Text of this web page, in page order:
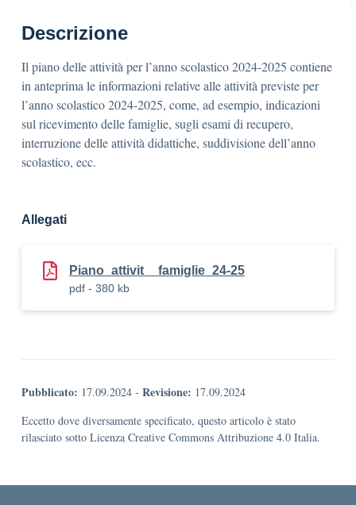
Descrizione
Il piano delle attività per l’anno scolastico 2024-2025 contiene
in anteprima le informazioni relative alle attività previste per
l’anno scolastico 2024-2025, come, ad esempio, indicazioni
sul ricevimento delle famiglie, sugli esami di recupero,
interruzione delle attività didattiche, suddivisione dell’anno
scolastico, ecc.
Allegati
Piano_attivit__famiglie_24-25
pdf - 380 kb
Pubblicato: 17.09.2024 - Revisione: 17.09.2024
Eccetto dove diversamente specificato, questo articolo è stato
rilasciato sotto Licenza Creative Commons Attribuzione 4.0 Italia.